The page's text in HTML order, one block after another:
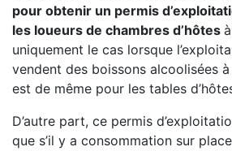
pour obtenir un permis
les loueurs de chambres d’hôtes
uniquement le cas lorsque
vendent des boissons alcoolisées
est de même pour les tables
D’autre part, ce permis
que s’il y a consommation sur